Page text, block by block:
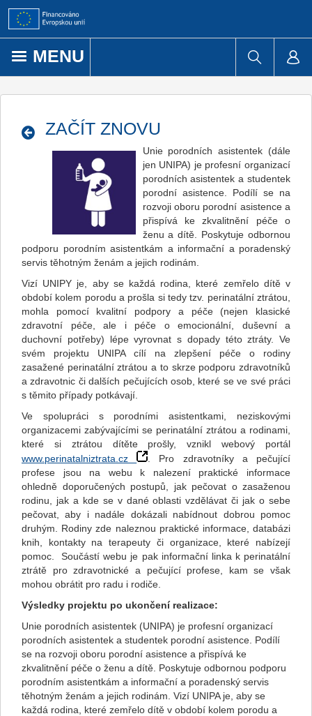
Přejít k obsahu
MENU
ZAČÍT ZNOVU
Unie porodních asistentek (dále
jen UNIPA) je profesní organizací
porodních asistentek a studentek
porodní asistence. Podílí se na
rozvoji oboru porodní asistence a
přispívá ke zkvalitnění péče o
ženu a dítě. Poskytuje odbornou
podporu porodním asistentkám a informační a poradenský
servis těhotným ženám a jejich rodinám.
Vizí UNIPY je, aby se každá rodina, které zemřelo dítě v
období kolem porodu a prošla si tedy tzv. perinatální ztrátou,
mohla pomocí kvalitní podpory a péče (nejen klasické
zdravotní péče, ale i péče o emocionální, duševní a
duchovní potřeby) lépe vyrovnat s dopady této ztráty. Ve
svém projektu UNIPA cílí na zlepšení péče o rodiny
zasažené perinatální ztrátou a to skrze podporu zdravotníků
a zdravotnic či dalších pečujících osob, které se ve své práci
s těmito případy potkávají.
Ve spolupráci s porodními asistentkami, neziskovými
organizacemi zabývajícími se perinatální ztrátou a rodinami,
které si ztrátou dítěte prošly, vznikl webový portál
www.perinatalniztrata.cz
. Pro zdravotníky a pečující
profese jsou na webu k nalezení praktické informace
ohledně doporučených postupů, jak pečovat o zasaženou
rodinu, jak a kde se v dané oblasti vzdělávat či jak o sebe
pečovat, aby i nadále dokázali nabídnout dobrou pomoc
druhým. Rodiny zde naleznou praktické informace, databázi
knih, kontakty na terapeuty či organizace, které nabízejí
pomoc. Součástí webu je pak informační linka k perinatální
ztrátě pro zdravotnické a pečující profese, kam se však
mohou obrátit pro radu i rodiče.
Výsledky projektu po ukončení realizace:
Unie porodních asistentek (UNIPA) je profesní organizací
porodních asistentek a studentek porodní asistence. Podílí
se na rozvoji oboru porodní asistence a přispívá ke
zkvalitnění péče o ženu a dítě. Poskytuje odbornou podporu
porodním asistentkám a informační a poradenský servis
těhotným ženám a jejich rodinám. Vizí UNIPA je, aby se
každá rodina, které zemřelo dítě v období kolem porodu a